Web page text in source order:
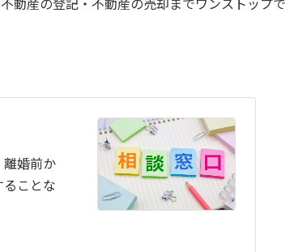
動産の登記・不動産の売却までワンストップで
離婚前か
ることな